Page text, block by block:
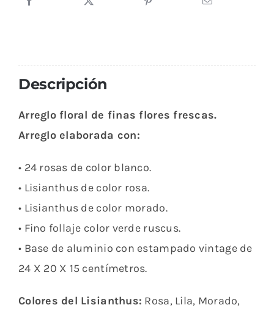
Efecto
Descripción
Arreglo floral de finas flores frescas.
Arreglo elaborada con:
• 24 rosas de color blanco.
• Lisianthus de color rosa.
• Lisianthus de color morado.
• Fino follaje color verde ruscus.
• Base de aluminio con estampado vintage de
24 X 20 X 15 centímetros.
Colores del Lisianthus: Rosa, Lila, Morado,